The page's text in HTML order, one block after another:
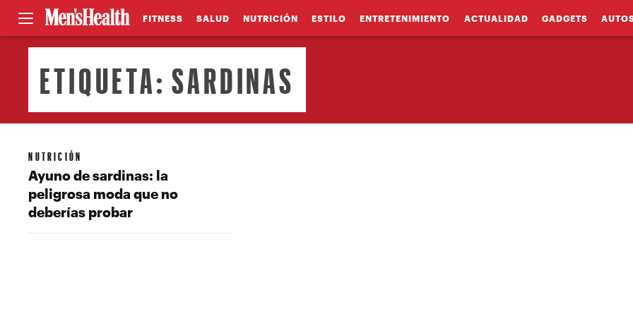
FITNESS SALUD NUTRICIÓN ESTILO ENTRETENIMIENTO ACTUALIDAD GADGETS
ETIQUETA:SARDINAS
NUTRICIÓN
Ayuno de sardinas: la
peligrosa moda que no
deberías probar